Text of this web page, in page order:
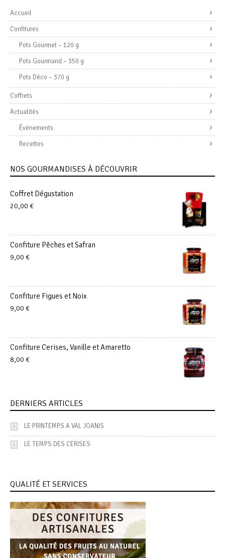
Accueil
Confitures
Pots Gourmet – 120 g
Pots Gourmand – 350 g
Pots Déco – 370 g
Coffrets
Actualités
Évènements
Recettes
NOS GOURMANDISES À DÉCOUVRIR
Coffret Dégustation
20,00 €
Confiture Pêches et Safran
9,00 €
Confiture Figues et Noix
9,00 €
Confiture Cerises, Vanille et Amaretto
8,00 €
DERNIERS ARTICLES
LE PRINTEMPS A VAL JOANIS
LE TEMPS DES CERISES
QUALITÉ ET SERVICES